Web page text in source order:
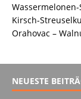
Kirsch-
Orahovac –
NEUESTE